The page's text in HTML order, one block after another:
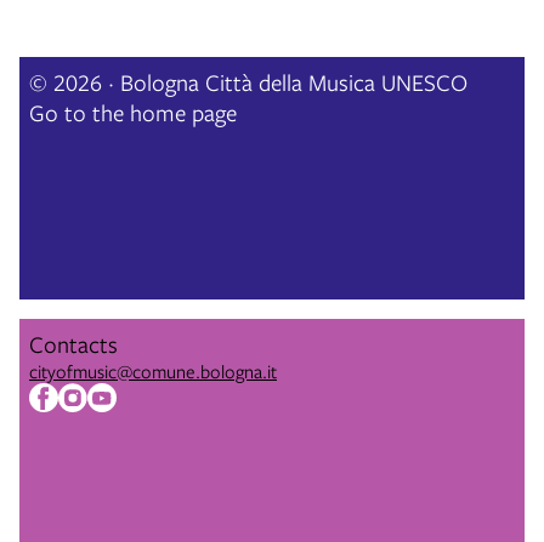
© 2026 · Bologna Città della Musica UNESCO
Go to the home page
Contacts
cityofmusic@comune.bologna.it